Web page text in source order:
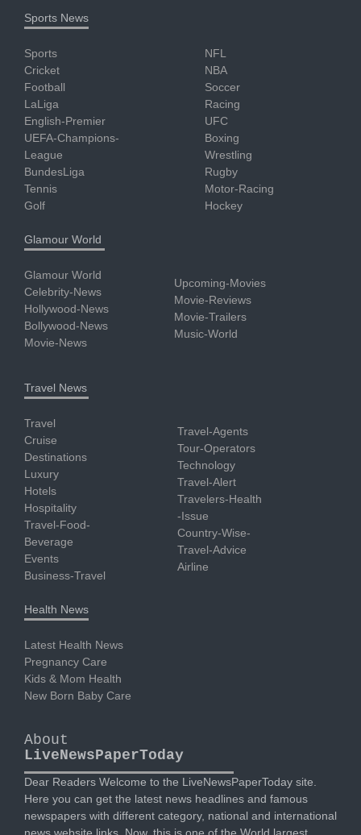
Sports News
Sports
Cricket
Football
LaLiga
English-Premier
UEFA-Champions-
League
BundesLiga
Tennis
Golf
NFL
NBA
Soccer
Racing
UFC
Boxing
Wrestling
Rugby
Motor-Racing
Hockey
Glamour World
Glamour World
Celebrity-News
Hollywood-News
Bollywood-News
Movie-News
Upcoming-Movies
Movie-Reviews
Movie-Trailers
Music-World
Travel News
Travel
Cruise
Destinations
Luxury
Hotels
Hospitality
Travel-Food-
Beverage
Events
Business-Travel
Travel-Agents
Tour-Operators
Technology
Travel-Alert
Travelers-Health
-Issue
Country-Wise-
Travel-Advice
Airline
Health News
Latest Health News
Pregnancy Care
Kids & Mom Health
New Born Baby Care
About
LiveNewsPaperToday
Dear Readers Welcome to the LiveNewsPaperToday site.
Here you can get the latest news headlines and famous
newspapers with different category, national and international